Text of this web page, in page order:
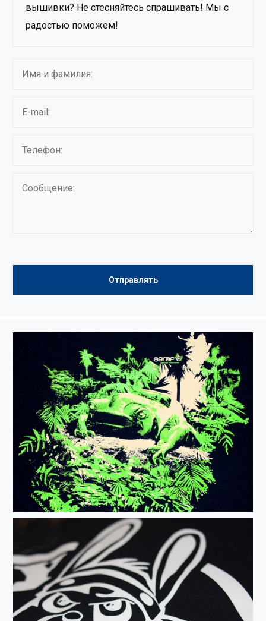
вышивки? Не стесняйтесь спрашивать! Мы с
радостью поможем!